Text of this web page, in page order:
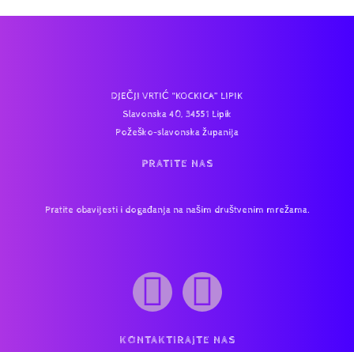
DJEČJI VRTIĆ “KOCKICA” LIPIK
Slavonska 40, 34551 Lipik
Požeško-slavonska županija
PRATITE NAS
Pratite obavijesti i događanja na našim društvenim mrežama.
KONTAKTIRAJTE NAS